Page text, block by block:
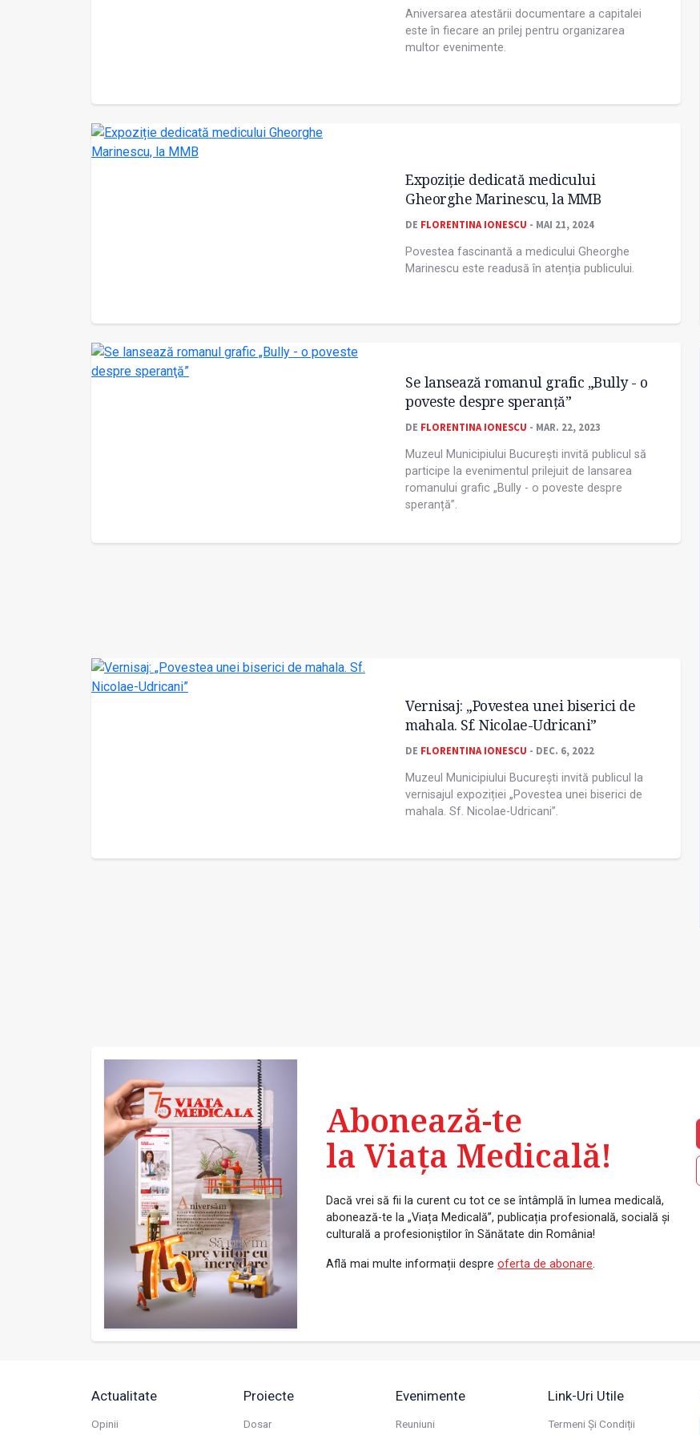
Aniversarea atestării documentare a capitalei
este în fiecare an prilej pentru organizarea
multor evenimente.
Expoziție dedicată medicului
Gheorghe Marinescu, la MMB
DE FLORENTINA IONESCU - MAI 21, 2024
Povestea fascinantă a medicului Gheorghe
Marinescu este readusă în atenția publicului.
Se lansează romanul grafic „Bully - o
poveste despre speranţă”
DE FLORENTINA IONESCU - MAR. 22, 2023
Muzeul Municipiului București invită publicul să
participe la evenimentul prilejuit de lansarea
romanului grafic „Bully - o poveste despre
speranță”.
Vernisaj: „Povestea unei biserici de
mahala. Sf. Nicolae-Udricani”
DE FLORENTINA IONESCU - DEC. 6, 2022
Muzeul Municipiului București invită publicul la
vernisajul expoziției „Povestea unei biserici de
mahala. Sf. Nicolae-Udricani”.
Abonează-te
la Viața Medicală!
Dacă vrei să fii la curent cu tot ce se întâmplă în lumea medicală,
abonează-te la „Viața Medicală”, publicația profesională, socială și
culturală a profesioniștilor în Sănătate din România!
Află mai multe informații despre oferta de abonare.
Actualitate
Opinii
Proiecte
Dosar
Evenimente
Reuniuni
Link-Uri Utile
Termeni Și Condiții